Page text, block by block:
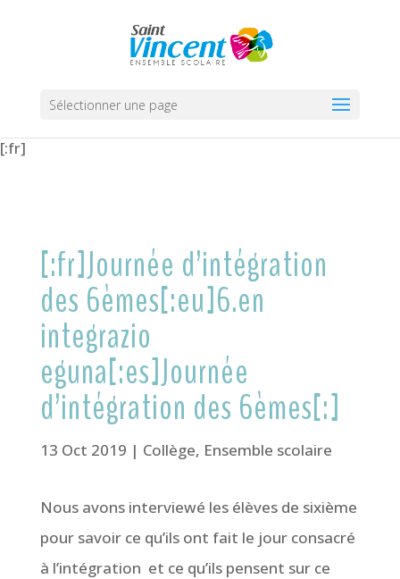
Sélectionner une page
[:fr]
[:fr]Journée d’intégration
des 6èmes[:eu]6.en
integrazio
eguna[:es]Journée
d’intégration des 6èmes[:]
13 Oct 2019 | Collège, Ensemble scolaire
Nous avons interviewé les élèves de sixième
pour savoir ce qu’ils ont fait le jour consacré
à l’intégration et ce qu’ils pensent sur ce